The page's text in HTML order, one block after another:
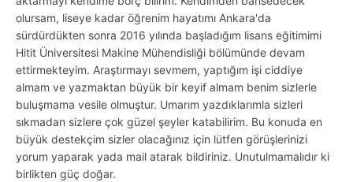
olursam, liseye kadar öğrenim hayatımı Ankara'da
sürdürdükten sonra 2016 yılında başladığım lisans eğitimimi
Hitit Üniversitesi Makine Mühendisliği bölümünde devam
ettirmekteyim. Araştırmayı sevmem, yaptığım işi ciddiye
almam ve yazmaktan büyük bir keyif almam benim sizlerle
buluşmama vesile olmuştur. Umarım yazdıklarımla sizleri
sıkmadan sizlere çok güzel şeyler katabilirim. Bu konuda en
büyük destekçim sizler olacağınız için lütfen görüşlerinizi
yorum yaparak yada mail atarak bildiriniz. Unutulmamalıdır ki
birlikten güç doğar.